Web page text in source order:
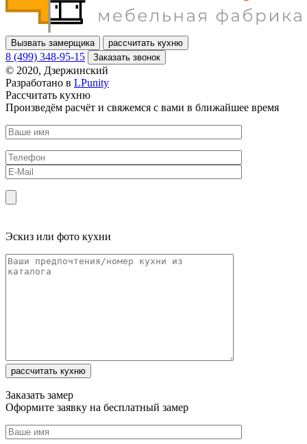
Вызвать замерщика рассчитать кухню
8 (499) 348-95-15 Заказать звонок
© 2020, Дзержинский
Разработано в LPunity
Рассчитать кухню
Произведём расчёт и свяжемся с вами в ближайшее время
Эскиз или фото кухни
Заказать замер
Оформите заявку на бесплатный замер